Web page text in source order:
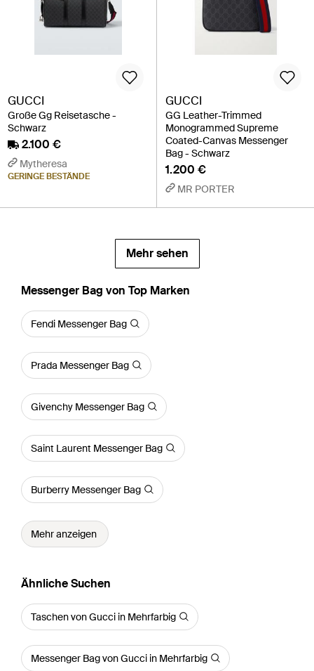
GUCCI
Große Gg Reisetasche -
Schwarz
2.100 €
Mytheresa
GERINGE BESTÄNDE
GUCCI
GG Leather-Trimmed
Monogrammed Supreme
Coated-Canvas Messenger
Bag - Schwarz
1.200 €
MR PORTER
Mehr sehen
Messenger Bag von Top Marken
Fendi Messenger Bag
Prada Messenger Bag
Givenchy Messenger Bag
Saint Laurent Messenger Bag
Burberry Messenger Bag
Mehr anzeigen
Ähnliche Suchen
Taschen von Gucci in Mehrfarbig
Messenger Bag von Gucci in Mehrfarbig